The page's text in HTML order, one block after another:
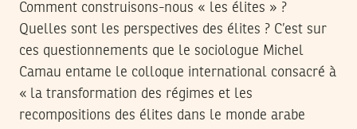
Comment construisons-nous « les élites » ?
Quelles sont les perspectives des élites ? C’est sur
ces questionnements que le sociologue Michel
Camau entame le colloque international consacré à
« la transformation des régimes et les
recompositions des élites dans le monde arabe